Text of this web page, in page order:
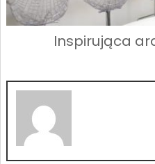
Inspirująca